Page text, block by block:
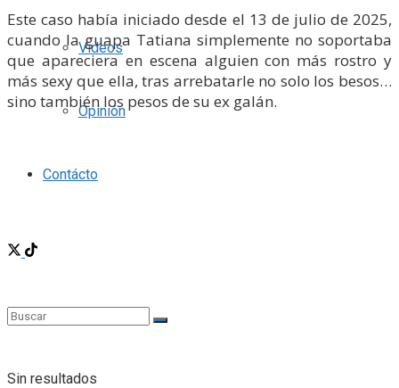
Videos
Opinión
Contácto
Sin resultados
Este caso había iniciado desde el 13 de julio de 2025,
cuando la guapa Tatiana simplemente no soportaba
que apareciera en escena alguien con más rostro y
más sexy que ella, tras arrebatarle no solo los besos…
sino también los pesos de su ex galán.